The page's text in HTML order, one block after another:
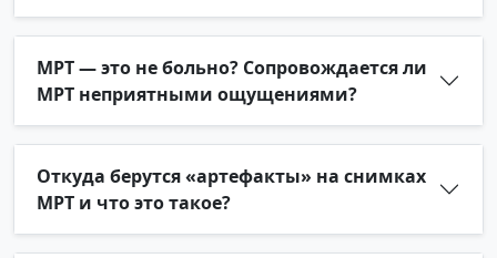
МРТ — это не больно? Сопровождается ли
МРТ неприятными ощущениями?
Откуда берутся «артефакты» на снимках
МРТ и что это такое?